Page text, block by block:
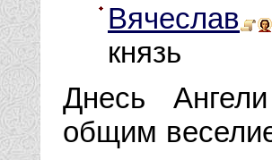
Вячеслав
князь
Днесь
общим